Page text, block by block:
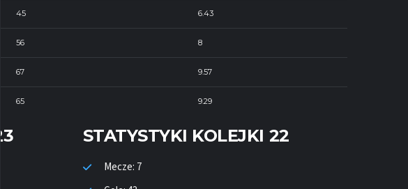
45 6.43
56 8
67 9.57
65 9.29
STATYSTYKI KOLEJKI 22
Mecze: 7